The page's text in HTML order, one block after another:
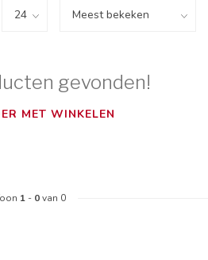
gevonden!
MET WINKELEN
1 - 0van 0